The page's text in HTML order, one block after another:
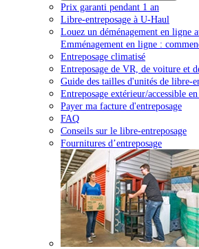
Prix garanti pendant 1 an
Libre-entreposage à U-Haul
Louez un déménagement en ligne
Emménagement en ligne :
Entreposage climatisé
Entreposage de VR, de voiture et
Guide des tailles d'unités de libre-
Entreposage extérieur/accessible
Payer ma facture d'entreposage
FAQ
Conseils sur le libre-entreposage
Fournitures d’entreposage